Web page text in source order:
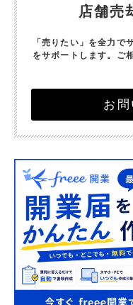
店舗売
「売りたい」を全力で
をサポートします。 ご
お